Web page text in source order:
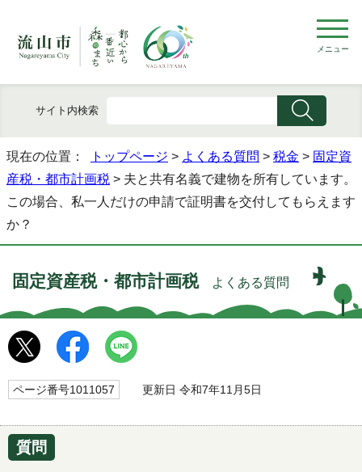
メニュー
サイト内検索
現在の位置： トップページ > よくある質問 > 税金 > 固定資
産税・都市計画税 > 夫と共有名義で建物を所有しています。
この場合、私一人だけの申請で証明書を交付してもらえます
か？
固定資産税・都市計画税よくある質問
ページ番号1011057 更新日 令和7年11月5日
質問